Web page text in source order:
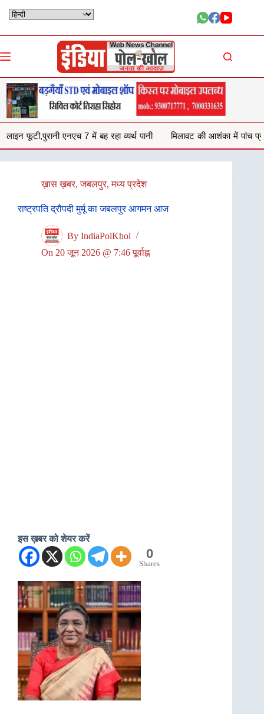
रहा व्यर्थ पानी मिलावट की आशंका में पांच प्रतिष्ठानों से जब्त किया 132
ख़ास ख़बर,जबलपुर,मध्य प्रदेश
राष्‍ट्रपति द्रौपदी मुर्मू का जबलपुर आगमन आज
By IndiaPolKhol
On 20 जून 2026 @ 7:46 पूर्वाह्न
इस ख़बर को शेयर करें
0
Shares